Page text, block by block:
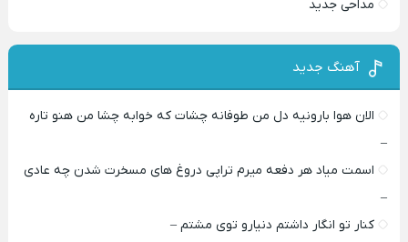
مداحی جدید
آهنگ جدید
الان هوا بارونیه دل من طوفانه چشات که خوابه چشا من هنو تاره
–
اسمت میاد هر دفعه میرم تراپی دروغ‌ های مسخرت شدن چه عادی
–
کنار تو انگار داشتم دنیارو توی مشتم –